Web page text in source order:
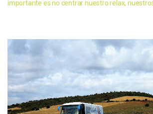
importante es no centrar nuestro relax, nuestros